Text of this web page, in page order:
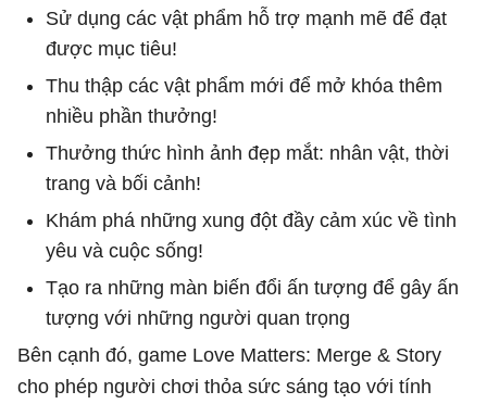
Sử dụng các vật phẩm hỗ trợ mạnh mẽ để đạt
được mục tiêu!
Thu thập các vật phẩm mới để mở khóa thêm
nhiều phần thưởng!
Thưởng thức hình ảnh đẹp mắt: nhân vật, thời
trang và bối cảnh!
Khám phá những xung đột đầy cảm xúc về tình
yêu và cuộc sống!
Tạo ra những màn biến đổi ấn tượng để gây ấn
tượng với những người quan trọng
Bên cạnh đó, game Love Matters: Merge & Story
cho phép người chơi thỏa sức sáng tạo với tính